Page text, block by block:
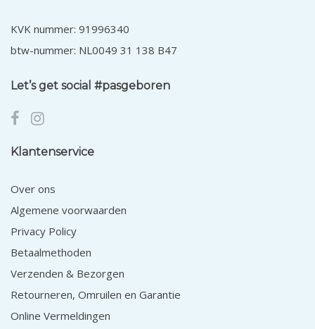
KVK nummer: 91996340
btw-nummer: NL0049 31 138 B47
Let’s get social #pasgeboren
Klantenservice
Over ons
Algemene voorwaarden
Privacy Policy
Betaalmethoden
Verzenden & Bezorgen
Retourneren, Omruilen en Garantie
Online Vermeldingen